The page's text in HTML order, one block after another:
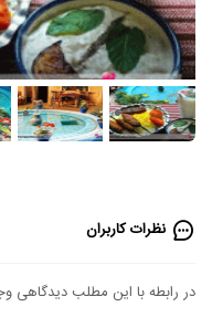
نظرات کاربران
در رابطه با این مطلب دیدگاهی